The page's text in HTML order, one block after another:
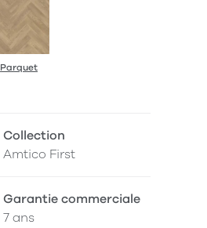
Parquet
Collection
Amtico First
Garantie commerciale
7 ans